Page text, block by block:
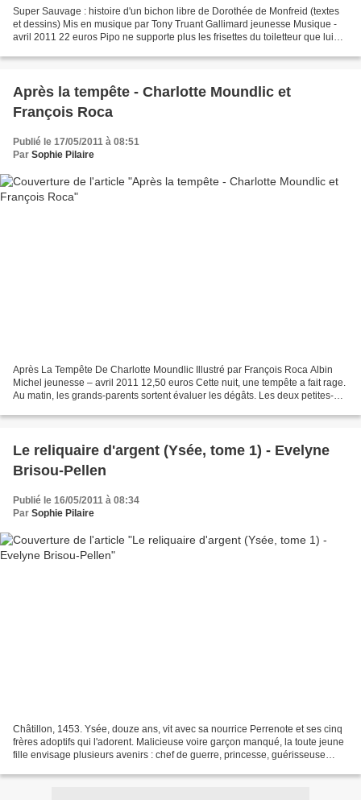
Super Sauvage : histoire d'un bichon libre de Dorothée de Monfreid (textes
et dessins) Mis en musique par Tony Truant Gallimard jeunesse Musique -
avril 2011 22 euros Pipo ne supporte plus les frisettes du toiletteur que lui
Après la tempête - Charlotte Moundlic et
François Roca
Publié le 17/05/2011 à 08:51
Par Sophie Pilaire
Après La Tempête De Charlotte Moundlic Illustré par François Roca Albin
Michel jeunesse – avril 2011 12,50 euros Cette nuit, une tempête a fait rage.
Au matin, les grands-parents sortent évaluer les dégâts. Les deux petites-
Le reliquaire d'argent (Ysée, tome 1) - Evelyne
Brisou-Pellen
Publié le 16/05/2011 à 08:34
Par Sophie Pilaire
Châtillon, 1453. Ysée, douze ans, vit avec sa nourrice Perrenote et ses cinq
frères adoptifs qui l'adorent. Malicieuse voire garçon manqué, la toute jeune
fille envisage plusieurs avenirs : chef de guerre, princesse, guérisseuse